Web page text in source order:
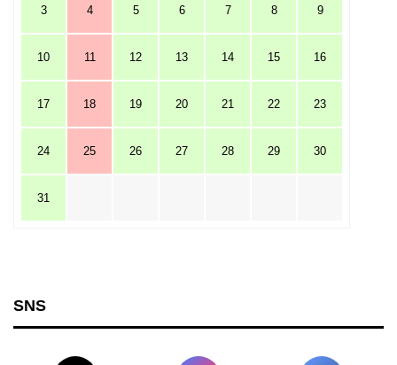
3 4 5 6 7 8 9
10 11 12 13 14 15 16
17 18 19 20 21 22 23
24 25 26 27 28 29 30
31
SNS